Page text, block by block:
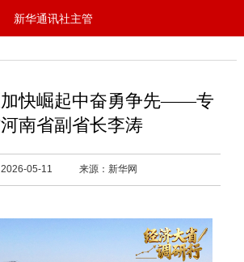
新华通讯社主管
加快崛起中奋勇争先——专
南省副省长李涛
2026-05-11 来源：新华网